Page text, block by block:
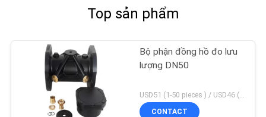
Top sản phẩm
Bộ phận đồng hồ đo lưu
lượng DN50
USD51 (1-50 pieces ) / USD46 (>50 pieces) MOQ:1 miếng
CONTACT